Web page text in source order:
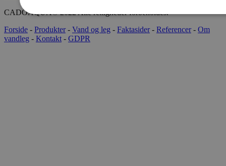
CADOAQUA® 2022 Alle rettigheder forbeholdes.
Forside - Produkter- Vand og leg - Faktasider- Referencer- Om
vandleg - Kontakt - GDPR